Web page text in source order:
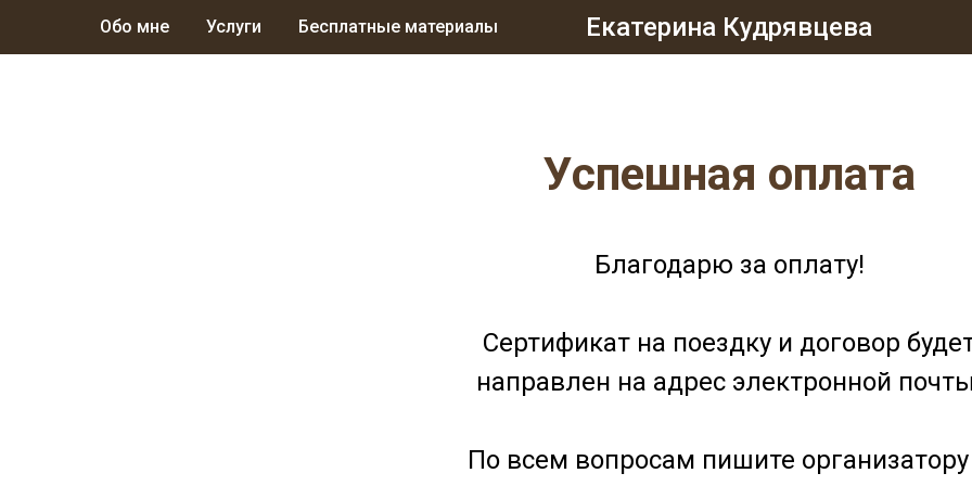
Екатерина Кудрявцева
Обо мне Услуги Бесплатные материалы
Успешная оплата
Благодарю за оплату!
Сертификат на поездку и договор
направлен на адрес электронной
По всем вопросам пишите